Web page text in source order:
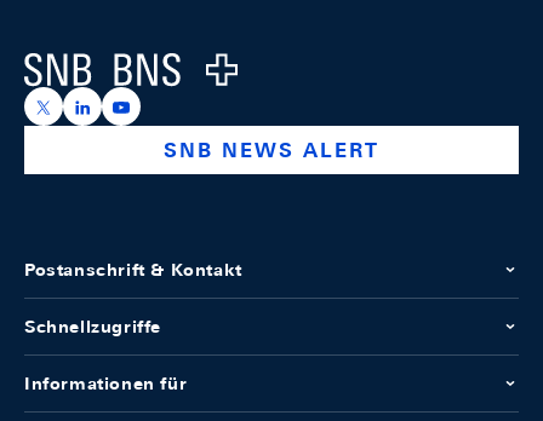
Logo
https://x.com/snb_bns
https://ch.linkedin.com/company/swiss-national-
https://www.youtube.com/@swissnationalbank
SNB NEWS ALERT
Postanschrift & Kontakt
Schnellzugriffe
Informationen für